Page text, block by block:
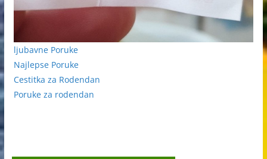
ljubavne Poruke
Najlepse Poruke
Cestitka za Rodendan
Poruke za rodendan